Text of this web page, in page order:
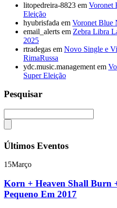
litopedreira-8823 em Voronet
Eleição
hyubrisfada em Voronet Blue
email_alerts em Zebra Libra
2025
rtradegas em Novo Single e
RimaRussa
ydc.music.management em
Super Eleição
Pesquisar
Últimos Eventos
15Março
Korn + Heaven Shall Burn
Pequeno Em 2017